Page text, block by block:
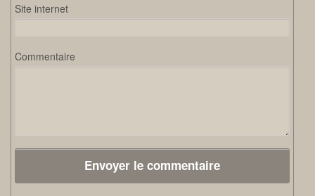
Site internet
Commentaire